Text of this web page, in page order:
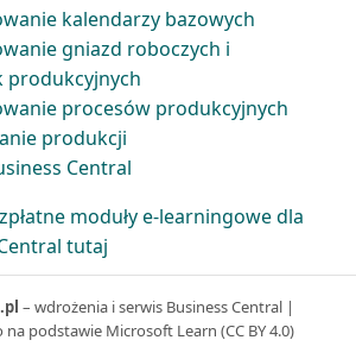
zapisów
rozwoju
w różnych
problemów i
wymiarów
poprawności
stron i informacji
raportu testowego
użytecznych
ról
i personalizowanie
serwisowej
serwisowej:
specyfikacja
kalendarzy bazowych
gniazd roboczych i
produkcyjnych
procesów produkcyjnych
produkcji
Central
moduły e-learningowe dla
tutaj
– wdrożenia i serwis Business Central |
podstawie Microsoft Learn (CC BY 4.0)